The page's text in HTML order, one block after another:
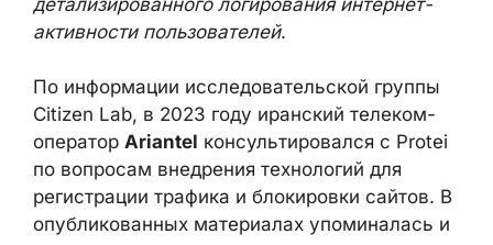
используются дляблокировки ресурсов,
фильтрации контента и детализированного
пользователей.
По информации исследовательской группы
Citizen Lab, в 2023 году иранский телеком-
операторAriantelконсультировался с
Protei по вопросам внедрения технологий